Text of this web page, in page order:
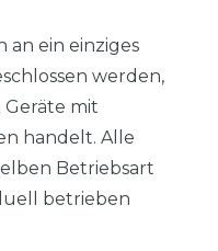
an ein einziges
werden,
Geräte mit
handelt. Alle
Betriebsart
betrieben